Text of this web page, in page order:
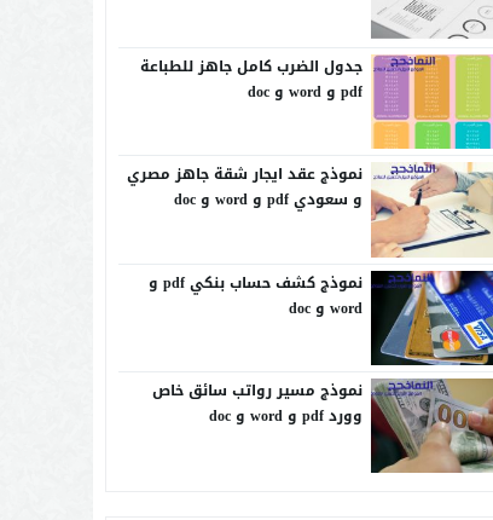
جدول الضرب كامل جاهز للطباعة
pdf و word و doc
نموذج عقد ايجار شقة جاهز مصري
و سعودي pdf و word و doc
نموذج كشف حساب بنكي pdf و
word و doc
نموذج مسير رواتب سائق خاص
وورد pdf و word و doc